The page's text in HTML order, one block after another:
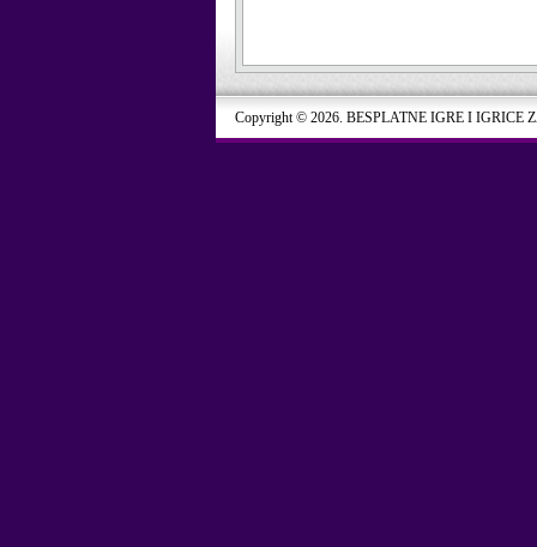
Copyright © 2026. BESPLATNE IGRE I IGRICE